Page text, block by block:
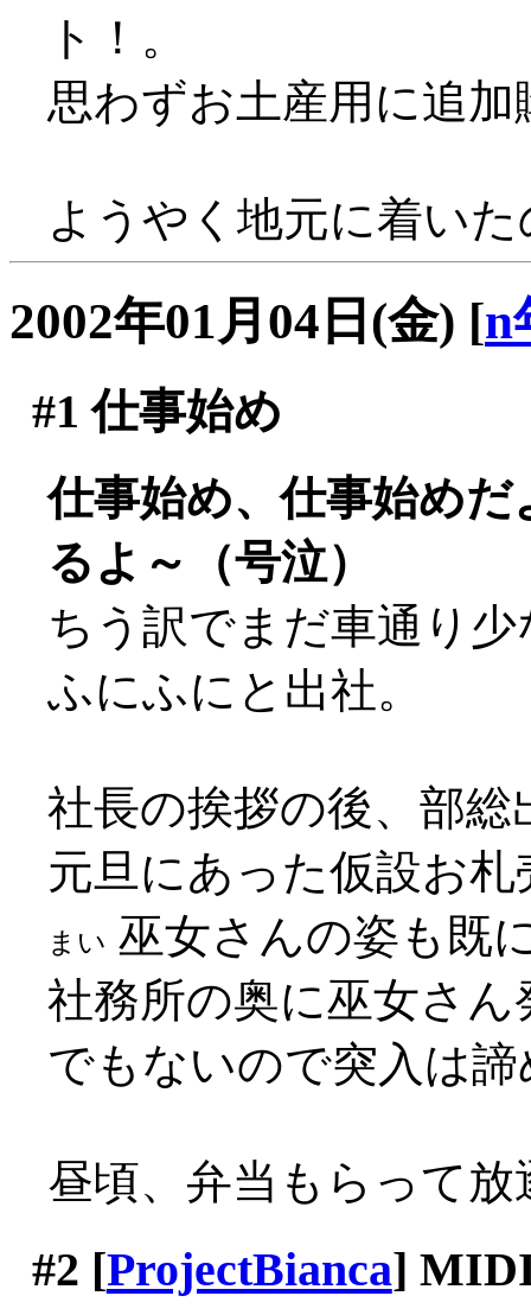
ト！。
思わずお土産用に追
ようやく地元に着い
2002年01月04日(金) [n
#1 仕事始め
仕事始め、仕事始め
るよ～（号泣）
ちう訳でまだ車通り
ふにふにと出社。
社長の挨拶の後、部
元旦にあった仮設お
まい 巫女さんの姿も既
社務所の奥に巫女さ
でもないので突入は諦
昼頃、弁当もらって放
#2 [ProjectBianca]